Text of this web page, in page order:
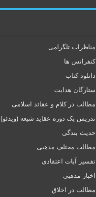
مناظرات تلگرامی
کنفرانس ها
دانلود کتاب
ستارگان هدایت
مطالب در کلام و عقائد اسلامی
تدریس یک دوره عقاید شیعه (ویدئو)
حدیث بندگی
مطالب مختلف مذهبی
تفسیر آیات اعتقادی
اخبار مذهبی
مطالب در اخلاق